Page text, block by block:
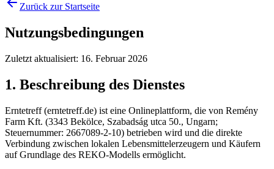
Zurück zur Startseite
Nutzungsbedingungen
Zuletzt aktualisiert: 16. Februar 2026
1. Beschreibung des Dienstes
Erntetreff (erntetreff.de) ist eine Onlineplattform, die von Remény
Farm Kft. (3343 Bekölce, Szabadság utca 50., Ungarn;
Steuernummer: 2667089-2-10) betrieben wird und die direkte
Verbindung zwischen lokalen Lebensmittelerzeugern und Käufern
auf Grundlage des REKO-Modells ermöglicht.